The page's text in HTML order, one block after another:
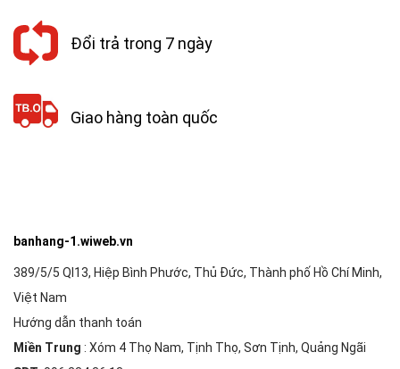
Đổi trả trong 7 ngày
Giao hàng toàn quốc
banhang-1.wiweb.vn
389/5/5 Ql13, Hiệp Bình Phước, Thủ Đức, Thành phố Hồ Chí Minh,
Việt Nam
Hướng dẫn thanh toán
Miền Trung : Xóm 4 Thọ Nam, Tịnh Thọ, Sơn Tịnh, Quảng Ngãi